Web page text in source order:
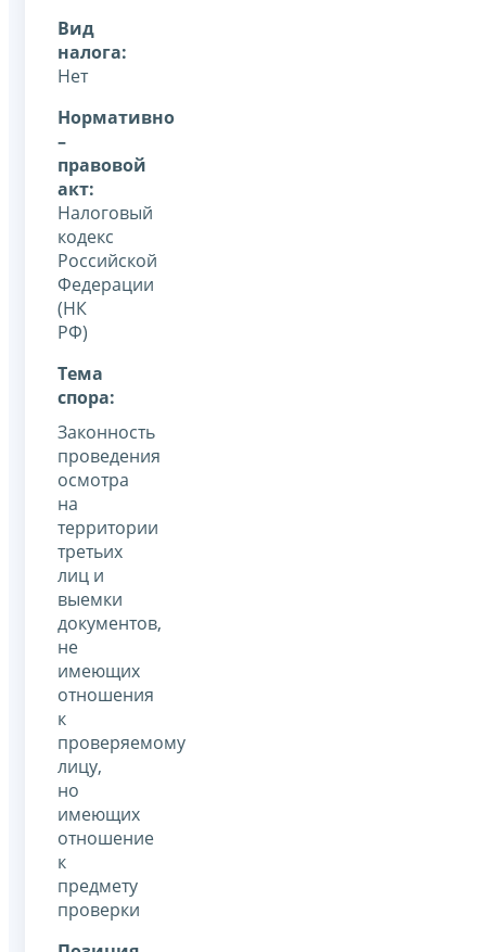
Вид
налога:
Нет
Нормативно
–
правовой
акт:
Налоговый
кодекс
Российской
Федерации
(НК
РФ)
Тема
спора:
Законность
проведения
осмотра
на
территории
третьих
лиц и
выемки
документов,
не
имеющих
отношения
к
проверяемому
лицу,
но
имеющих
отношение
к
предмету
проверки